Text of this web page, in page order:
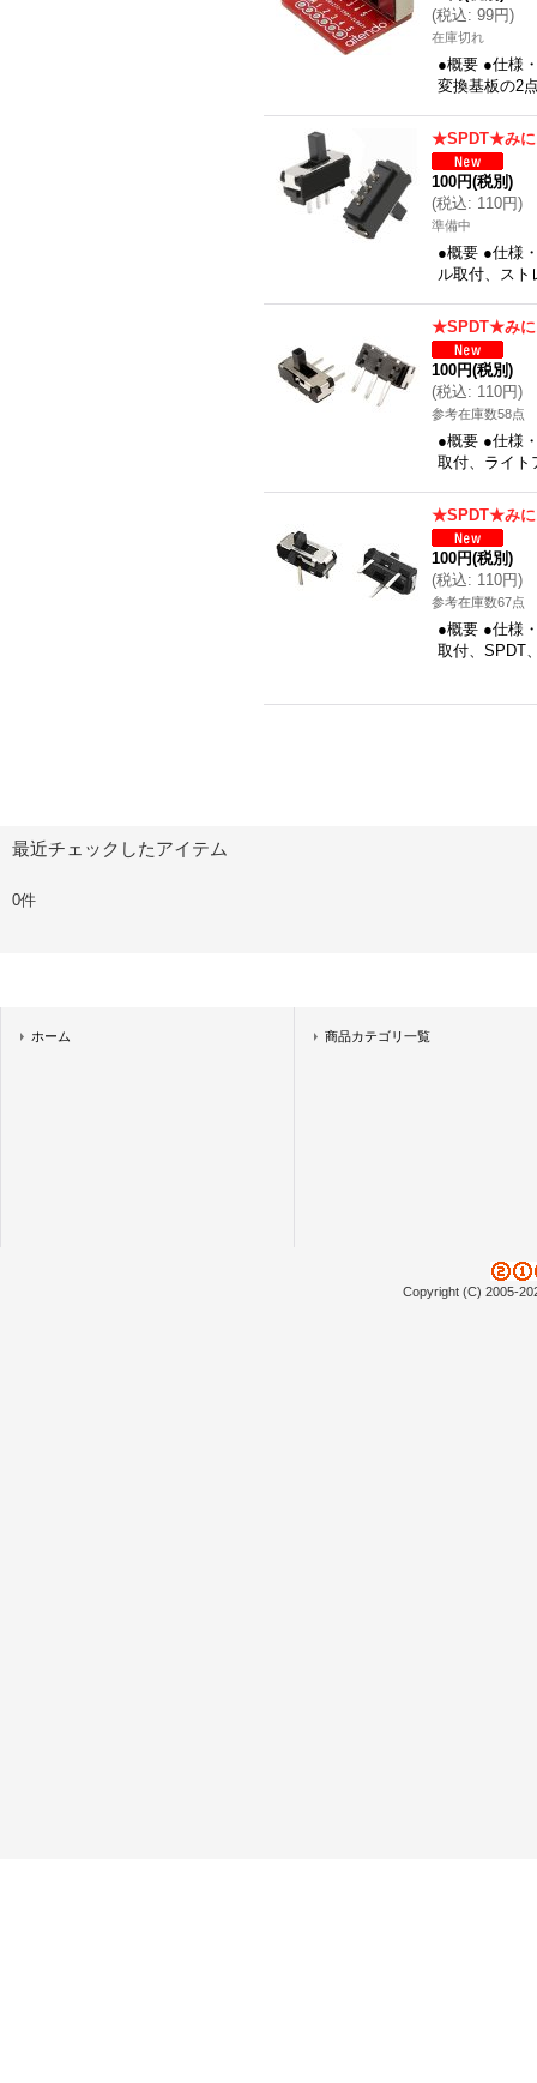
(税込: 99円)
在庫切れ
●概要 ●仕様
変換基板の2
★SPDT★みに
100円(税別)
(税込: 110円)
準備中
●概要 ●仕様
ル取付、スト
★SPDT★みに
100円(税別)
(税込: 110円)
参考在庫数58点
●概要 ●仕様
取付、ライト
★SPDT★みに
100円(税別)
(税込: 110円)
参考在庫数67点
●概要 ●仕様
取付、SPDT
最近チェックしたアイテム
0件
ホーム 商品カテゴリ一覧
Copyright (C) 2005-